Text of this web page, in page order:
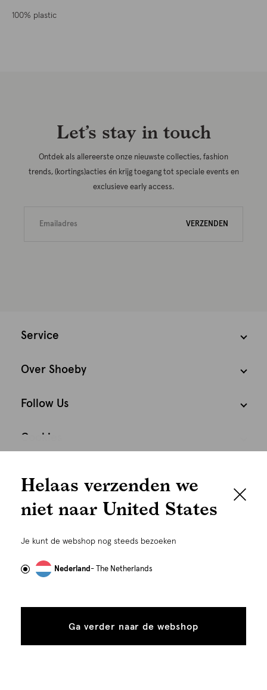
graag persoonlijk
gebruiken wij cookies en daarmee vergelijkbare
om advertenties te personaliseren...
tonen
toestaan
100% plastic
Let’s stay in touch
Ontdek als allereerste onze nieuwste collecties, fashion
trends, (kortings)acties én krijg toegang tot speciale events en
exclusieve early access.
VERZENDEN
Service
Over Shoeby
Follow Us
Cookies
Helaas verzenden we
niet naar United States
Je kunt de webshop nog steeds bezoeken
Nederland- The Netherlands
Ga verder naar de webshop